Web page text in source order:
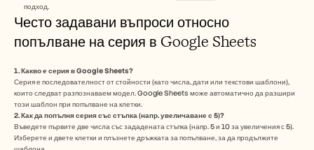
подход.
Често задавани въпроси относно
попълване на серия в Google Sheets
1. Какво е серия в Google Sheets?
Серия е последователност от стойности (като числа, дати или текстови шаблони),
които следват разпознаваем модел. Google Sheets може автоматично да разшири
този шаблон при попълване на клетки.
2. Как да попълня серия със стъпка (напр. увеличаване с 5)?
Въведете първите две числа със зададената стъпка (напр. 5 и 10 за увеличения с 5).
Изберете и двете клетки и плъзнете дръжката за попълване, за да продължите